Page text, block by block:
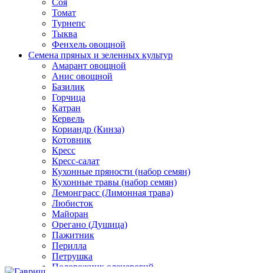
Соя
Томат
Турнепс
Тыква
Фенхель овощной
Семена пряных и зеленных культур
Амарант овощной
Анис овощной
Базилик
Горчица
Катран
Кервель
Кориандр (Кинза)
Котовник
Кресс
Кресс-салат
Кухонные пряности (набор семян)
Кухонные травы (набор семян)
Лемонграсс (Лимонная трава)
Любисток
Майоран
Орегано (Душица)
Пажитник
Перилла
Петрушка
Подорожник оленерогий